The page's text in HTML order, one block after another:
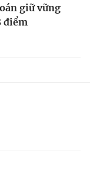
giữ vững
điểm